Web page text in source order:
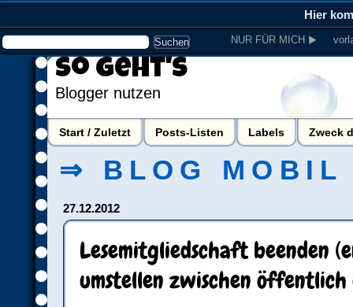
Hier
NUR FÜR MICH ▶
So geht's
Blogger nutzen
Start / Zuletzt Posts-Listen Labels Zweck
⇒ BLOG MOBIL
27.12.2012
Lesemitgliedschaft beenden
umstellen zwischen öffentlich